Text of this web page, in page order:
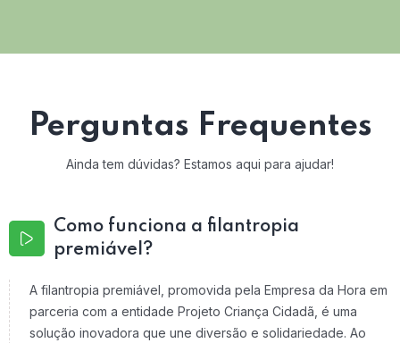
Perguntas Frequentes
Ainda tem dúvidas? Estamos aqui para ajudar!
Como funciona a filantropia
premiável?
A filantropia premiável, promovida pela Empresa da Hora em
parceria com a entidade Projeto Criança Cidadã, é uma
solução inovadora que une diversão e solidariedade. Ao